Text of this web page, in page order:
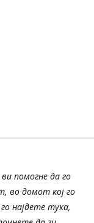
помогне да го
во домот кој го
најдете тука,